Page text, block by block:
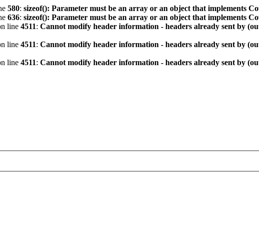
580: sizeof(): Parameter must be an array or an object that implements
636: sizeof(): Parameter must be an array or an object that implements
line 4511: Cannot modify header information - headers already sent by
line 4511: Cannot modify header information - headers already sent by
line 4511: Cannot modify header information - headers already sent by